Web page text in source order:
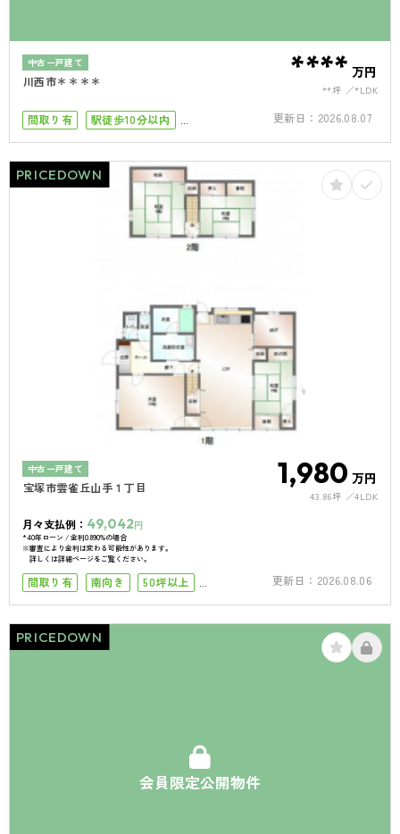
中古一戸建て
川西市＊＊＊＊ **** 万円
**坪 *LDK
間取り有
駅徒歩10分以内
更新日： 2026.08.07
PRICEDOWN
中古一戸建て
宝塚市雲雀丘山手１丁目 1,980 万円
43.86坪 4LDK
月々支払例： 49,042円
*40年ローン / 金利0.890%の場合
※審査により金利は変わる可能性があります。
詳しくは詳細ページをご覧ください。
間取り有 南向き
50坪以上
更新日： 2026.08.06
会員限定公開物件
PRICEDOWN